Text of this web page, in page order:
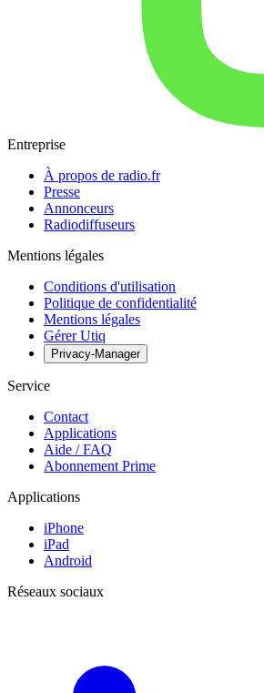
Entreprise
À propos de radio.fr
Presse
Annonceurs
Radiodiffuseurs
Mentions légales
Conditions d'utilisation
Politique de confidentialité
Mentions légales
Gérer Utiq
Privacy-Manager
Service
Contact
Applications
Aide / FAQ
Abonnement Prime
Applications
iPhone
iPad
Android
Réseaux sociaux